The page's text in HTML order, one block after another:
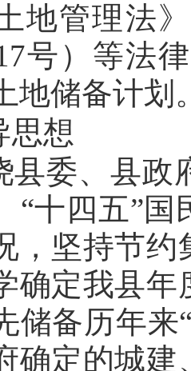
地管理法
17号）等法
地储备计划
思想
县委、县政
“十四五”
，坚持节
确定我县
储备历年来
确定的城